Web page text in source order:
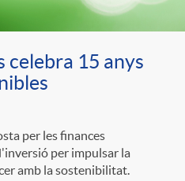
celebra 15 anys
per les finances
per impulsar la
amb la sostenibilitat.